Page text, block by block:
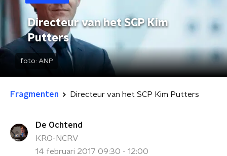
Directeur van het SCP Kim
Putters
foto: ANP
Fragmenten Directeur van het SCP Kim Putters
De Ochtend
KRO-NCRV
14 februari 2017 09:30 - 12:00